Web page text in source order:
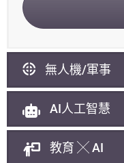
無人機/軍事
AI人工智慧
教育 ╳ AI